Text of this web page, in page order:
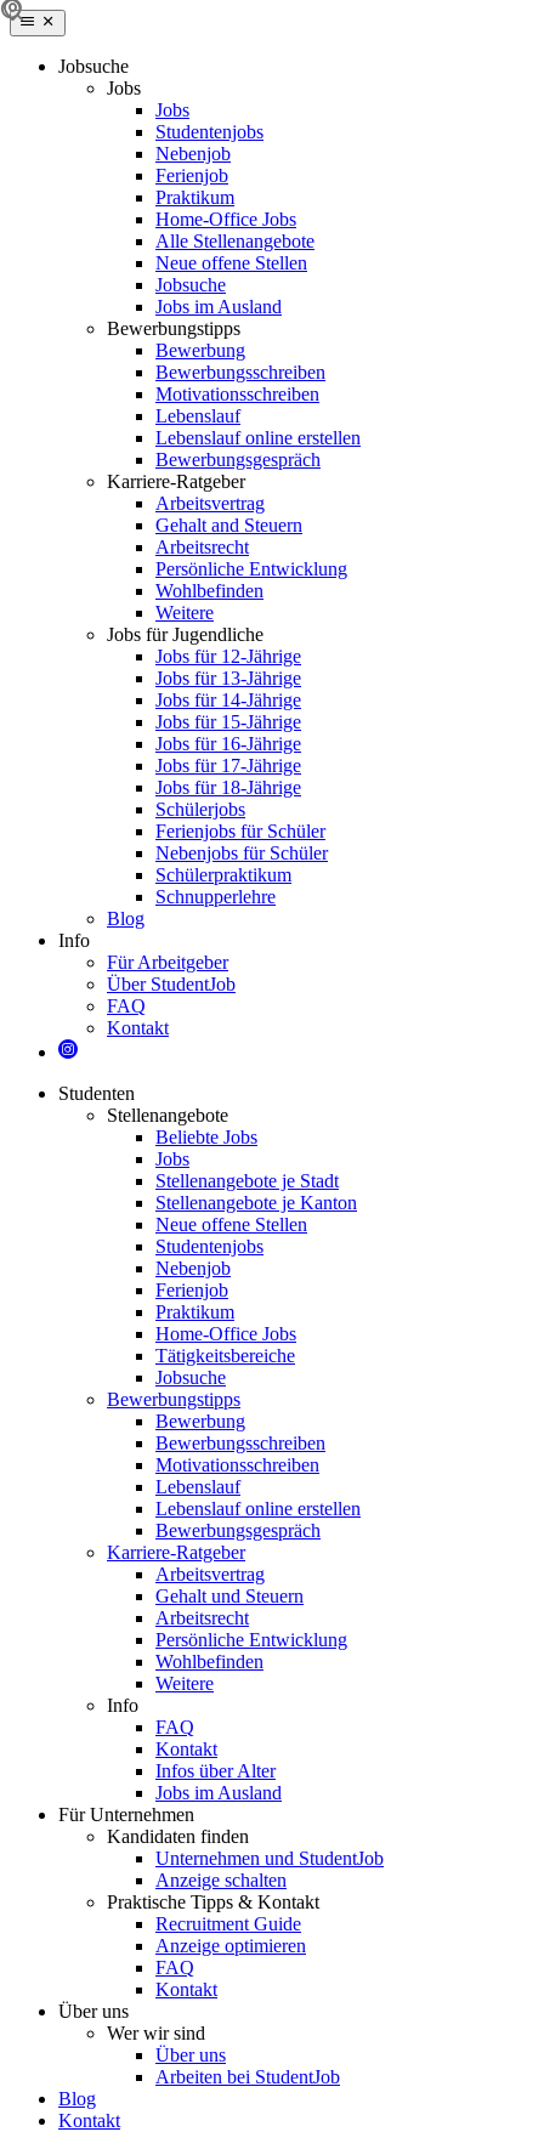
Jobsuche
Jobs
Jobs
Studentenjobs
Nebenjob
Ferienjob
Praktikum
Home-Office Jobs
Alle Stellenangebote
Neue offene Stellen
Jobsuche
Jobs im Ausland
Bewerbungstipps
Bewerbung
Bewerbungsschreiben
Motivationsschreiben
Lebenslauf
Lebenslauf online erstellen
Bewerbungsgespräch
Karriere-Ratgeber
Arbeitsvertrag
Gehalt and Steuern
Arbeitsrecht
Persönliche Entwicklung
Wohlbefinden
Weitere
Jobs für Jugendliche
Jobs für 12-Jährige
Jobs für 13-Jährige
Jobs für 14-Jährige
Jobs für 15-Jährige
Jobs für 16-Jährige
Jobs für 17-Jährige
Jobs für 18-Jährige
Schülerjobs
Ferienjobs für Schüler
Nebenjobs für Schüler
Schülerpraktikum
Schnupperlehre
Blog
Info
Für Arbeitgeber
Über StudentJob
FAQ
Kontakt
Studenten
Stellenangebote
Beliebte Jobs
Jobs
Stellenangebote je Stadt
Stellenangebote je Kanton
Neue offene Stellen
Studentenjobs
Nebenjob
Ferienjob
Praktikum
Home-Office Jobs
Tätigkeitsbereiche
Jobsuche
Bewerbungstipps
Bewerbung
Bewerbungsschreiben
Motivationsschreiben
Lebenslauf
Lebenslauf online erstellen
Bewerbungsgespräch
Karriere-Ratgeber
Arbeitsvertrag
Gehalt und Steuern
Arbeitsrecht
Persönliche Entwicklung
Wohlbefinden
Weitere
Info
FAQ
Kontakt
Infos über Alter
Jobs im Ausland
Für Unternehmen
Kandidaten finden
Unternehmen und StudentJob
Anzeige schalten
Praktische Tipps & Kontakt
Recruitment Guide
Anzeige optimieren
FAQ
Kontakt
Über uns
Wer wir sind
Über uns
Arbeiten bei StudentJob
Blog
Kontakt